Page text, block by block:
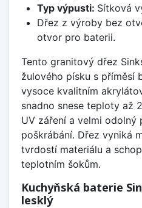
Typ výpusti: Sítková
Dřez z výroby bez
otvor pro baterii.
Tento granitový dřez
žulového písku s příměsí
vysoce kvalitním
snadno snese teploty až
UV záření a velmi odolný
poškrábání. Dřez vyniká
tvrdostí materiálu a
teplotním šokům.
Kuchyňská baterie
lesklý